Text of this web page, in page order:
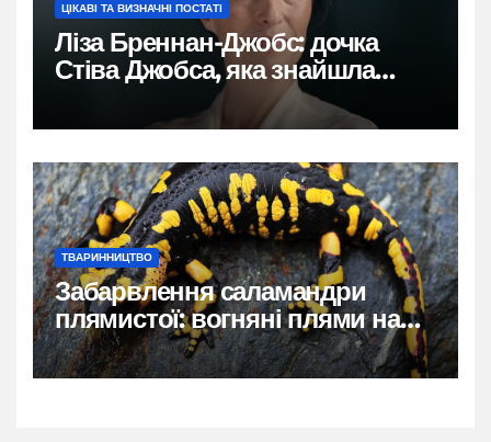
ЦІКАВІ ТА ВИЗНАЧНІ ПОСТАТІ
Ліза Бреннан-Джобс: дочка
Стіва Джобса, яка знайшла
власний голос
ТВАРИННИЦТВО
Забарвлення саламандри
плямистої: вогняні плями на
чорному тлі